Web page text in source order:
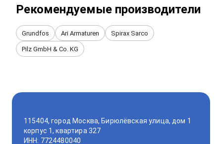
Рекомендуемые производители
Grundfos Ari Armaturen Spirax Sarco
Pilz GmbH & Co. KG
115404, город Москва, Бирюлёвская улица, дом 1
корпус 1, квартира 327
ИНН: 7724480040